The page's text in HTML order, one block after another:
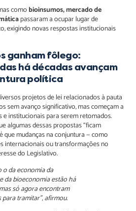
como bioinsumos, mercado de
passaram a ocupar lugar de
exigindo novas respostas institucionais
ganham fôlego:
há décadas avançam
política
projetos de lei relacionados à pauta
sem avanço significativo, mas começam a
institucionais para serem retomados.
algumas dessas propostas “ficam
que mudanças na conjuntura — como
internacionais ou transformações no
do Legislativo.
o da economia da
da bioeconomia estão há
só agora encontram
tramitar”, afirmou.